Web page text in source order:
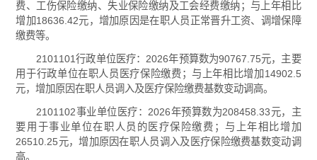
费、工伤保险缴纳、失业保险缴纳及工会经费缴纳；与上年相比
增加18636.42元，增加原因是在职人员正常晋升工资、调增保障
缴费等。
2101101行政单位医疗：2026年预算数为90767.75元，主要
用于行政单位在职人员医疗保险缴费；与上年相比增加14902.5
元，增加原因在职人员调入及医疗保险缴费基数变动调高。
2101102事业单位医疗：2026年预算数为208458.33元，主
要用于事业单位在职人员的医疗保险缴费；与上年相比增加
26510.25元，增加原因在职人员调入及医疗保险缴费基数变动调
高。